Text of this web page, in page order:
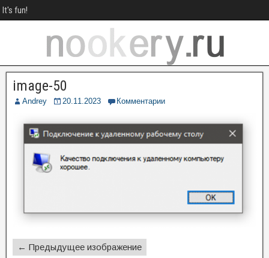
It's fun!
image-50
Andrey 20.11.2023 Комментарии
← Предыдущее изображение